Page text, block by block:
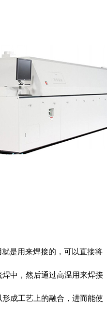
是用来焊接的，可以直接将
中，然后通过高温用来焊接
成工艺上的融合，进而能使